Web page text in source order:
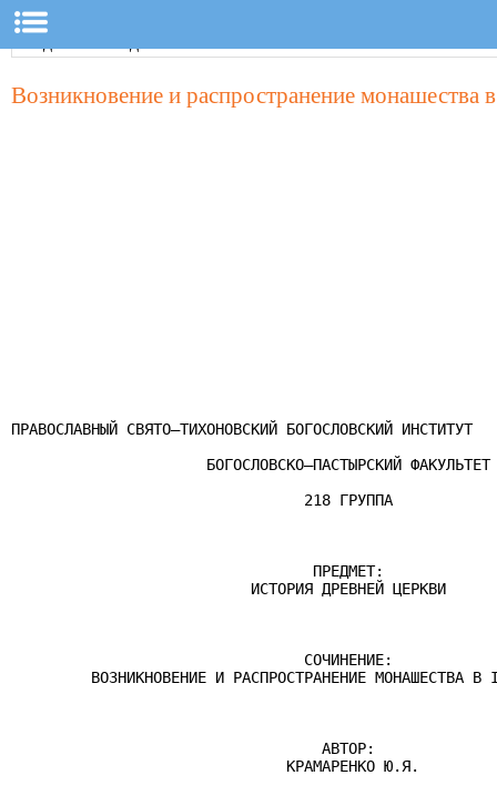
Возникновение и распространение монашества
ПРАВОСЛАВНЫЙ СВЯТО–ТИХОНОВСКИЙ БОГОСЛОВСКИЙ ИНСТИТУТ
                      БОГОСЛОВСКО–ПАСТЫРСКИЙ ФАКУЛЬТЕТ
                                 218 ГРУППА
                                  ПРЕДМЕТ:
                           ИСТОРИЯ ДРЕВНЕЙ ЦЕРКВИ
                                 СОЧИНЕНИЕ:
ВОЗНИКНОВЕНИЕ И РАСПРОСТРАНЕНИЕ МОНАШЕСТВА В
                                   АВТОР:
                               КРАМАРЕНКО Ю.Я.